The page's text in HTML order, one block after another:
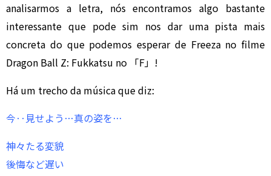
analisarmos a letra, nós encontramos algo bastante
interessante que pode sim nos dar uma pista mais
concreta do que podemos esperar de Freeza no filme
Dragon Ball Z: Fukkatsu no 「F」!
Há um trecho da música que diz:
今‥見せよう…真の姿を…
神々たる変貌
後悔など遅い